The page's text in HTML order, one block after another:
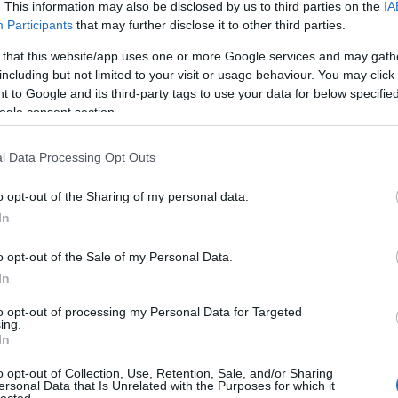
This information may also be disclosed by us to third parties on the
Participants that may further disclose it to other third parties.
that this website/app uses one or more Google services and may
but not limited to your visit or usage behaviour. You may
to Google and its third-party tags to use your data for below
consent section.
Data Processing Opt Outs
opt-out of the Sharing of my personal data.
opt-out of the Sale of my Personal Data.
opt-out of processing my Personal Data for Targeted
opt-out of Collection, Use, Retention, Sale, and/or Sharing
Data that Is Unrelated with the Purposes for which it